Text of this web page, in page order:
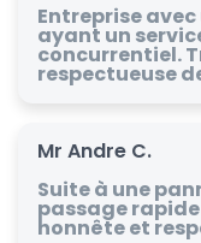
Entreprise
ayant un
concurrentiel.
respectueuse
Mr Andre C.
Suite à une
passage
honnête et